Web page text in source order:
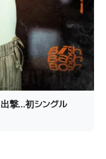
撃…初シングル